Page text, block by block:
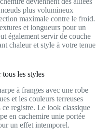
nœuds plus volumineux
maximale contre le froid.
et longueurs pour un
également servir de couche
chaleur et style à votre tenue
les styles
à franges avec une robe
et les couleurs terreuses
registre. Le look classique
en cachemire unie portée
un effet intemporel.